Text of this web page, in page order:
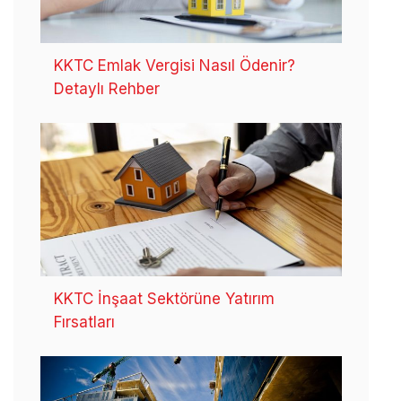
KKTC Emlak Vergisi Nasıl Ödenir?
Detaylı Rehber
KKTC İnşaat Sektörüne Yatırım
Fırsatları